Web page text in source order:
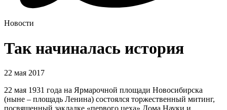
Новости
Так начиналась история
22 мая 2017
22 мая 1931 года на Ярмарочной площади Новосибирска
(ныне – площадь Ленина) состоялся торжественный митинг,
посвященный закладке «первого цеха» Дома Науки и